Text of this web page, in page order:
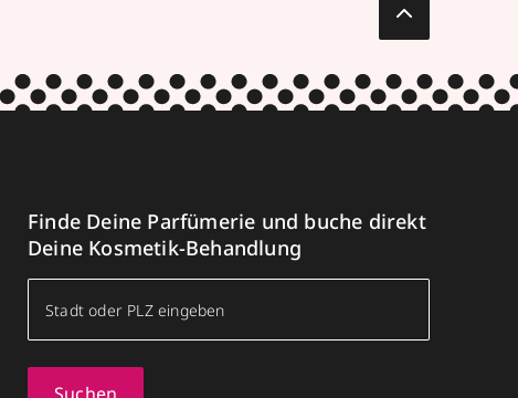
Finde Deine Parfümerie und buche direkt
Deine Kosmetik-Behandlung